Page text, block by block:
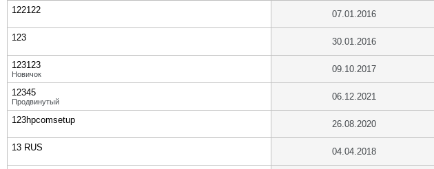
122122 07.01.2016
123 30.01.2016
123123
Новичок 09.10.2017
12345
Продвинутый 06.12.2021
123hpcomsetup 26.08.2020
13 RUS 04.04.2018